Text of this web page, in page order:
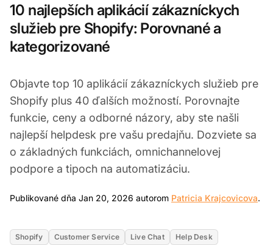
10 najlepších aplikácií zákazníckych
služieb pre Shopify: Porovnané a
kategorizované
Objavte top 10 aplikácií zákazníckych služieb pre
Shopify plus 40 ďalších možností. Porovnajte
funkcie, ceny a odborné názory, aby ste našli
najlepší helpdesk pre vašu predajňu. Dozviete sa
o základných funkciách, omnichannelovej
podpore a tipoch na automatizáciu.
Publikované dňa Jan 20, 2026 autorom Patricia Krajcovicova.
Shopify Customer Service Live Chat
Help Desk